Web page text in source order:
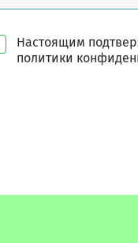
Настоящим
политики